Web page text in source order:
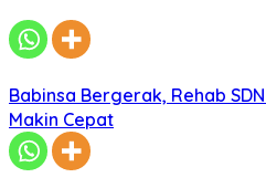
Babinsa Bergerak, Rehab
Makin Cepat